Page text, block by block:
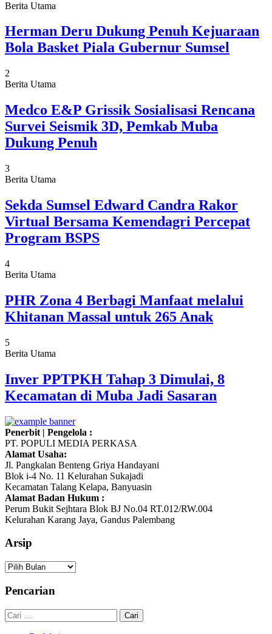
Berita Utama
Herman Deru Dukung Penuh Kejuaraan
Bola Basket Piala Gubernur Sumsel
2
Berita Utama
Medco E&P Grissik Sosialisasi Rencana
Survei Seismik 3D, Pemkab Muba
Dukung Penuh
3
Berita Utama
Sekda Sumsel Edward Candra Rakor
Virtual Bersama Kemendagri Percepat
Program BSPS
4
Berita Utama
PHR Zona 4 Berbagi Manfaat melalui
Khitanan Massal untuk 265 Anak
5
Berita Utama
Inver PPTPKH Tahap 3 Dimulai, 8
Kecamatan di Muba Jadi Sasaran
Penerbit | Pengelola :
PT. POPULI MEDIA PERKASA
Alamat Usaha:
Jl. Pangkalan Benteng Griya Handayani
Blok i-4 No. 11 Kelurahan Sukajadi
Kecamatan Talang Kelapa, Banyuasin
Alamat Badan Hukum :
Perum Bukit Sejhtara Blok BJ No.04 RT.012/RW.004
Kelurahan Karang Jaya, Gandus Palembang
Arsip
Arsip
Pencarian
Cari
untuk: